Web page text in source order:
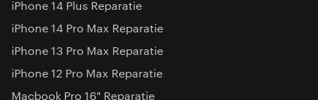
iPhone 14 Plus Reparatie
iPhone 14 Pro Max Reparatie
iPhone 13 Pro Max Reparatie
iPhone 12 Pro Max Reparatie
Macbook Pro 16" Reparatie